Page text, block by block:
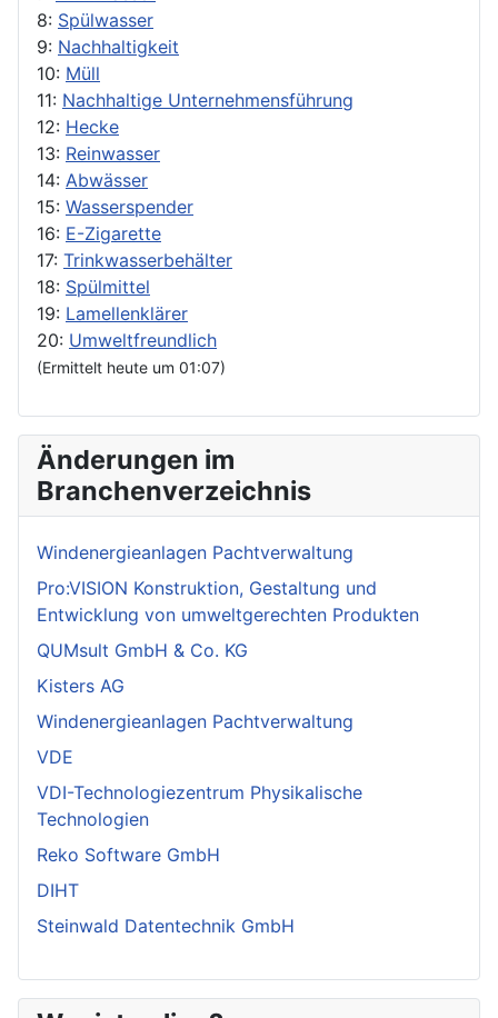
8: Spülwasser
9: Nachhaltigkeit
10: Müll
11: Nachhaltige Unternehmensführung
12: Hecke
13: Reinwasser
14: Abwässer
15: Wasserspender
16: E-Zigarette
17: Trinkwasserbehälter
18: Spülmittel
19: Lamellenklärer
20: Umweltfreundlich
(Ermittelt heute um 01:07)
Änderungen im
Branchenverzeichnis
Windenergieanlagen Pachtverwaltung
Pro:VISION Konstruktion, Gestaltung und
Entwicklung von umweltgerechten Produkten
QUMsult GmbH & Co. KG
Kisters AG
Windenergieanlagen Pachtverwaltung
VDE
VDI-Technologiezentrum Physikalische
Technologien
Reko Software GmbH
DIHT
Steinwald Datentechnik GmbH